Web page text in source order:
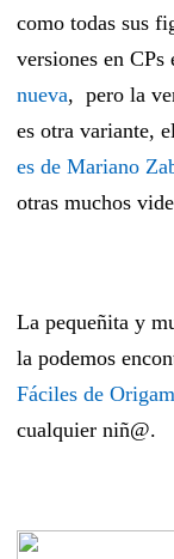
como todas sus
versiones en CPs
nueva, pero la
es otra variante, el
es de Mariano
otras muchos
La pequeñita y
la podemos
Fáciles de
cualquier niñ@.